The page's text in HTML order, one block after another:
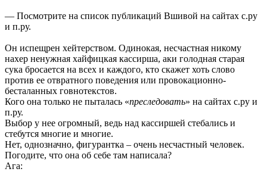
— Посмотрите на список публикаций Вшивой на сайтах с.ру
и п.ру.
Он испещрен хейтерством. Одинокая, несчастная никому
нахер ненужная хайфицкая кассирша, аки голодная старая
сука бросается на всех и каждого, кто скажет хоть слово
против ее отвратного поведения или провокационно-
бесталанных говнотекстов.
Кого она только не пыталась «преследовать» на сайтах с.ру и
п.ру.
Выбор у нее огромный, ведь над кассиршей стебались и
стебутся многие и многие.
Нет, однозначно, фигурантка – очень несчастный человек.
Погодите, что она об себе там написала?
Ага: